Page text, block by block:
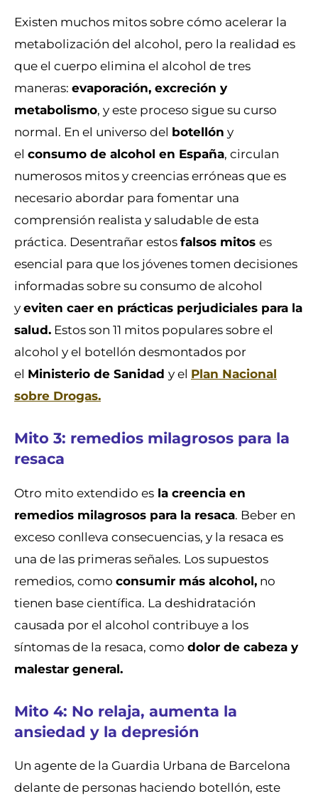
Existen muchos mitos sobre cómo acelerar la
metabolización del alcohol, pero la realidad es
que el cuerpo elimina el alcohol de tres
maneras: evaporación, excreción y
metabolismo, y este proceso sigue su curso
normal. En el universo del botellón y
el consumo de alcohol en España, circulan
numerosos mitos y creencias erróneas que es
necesario abordar para fomentar una
comprensión realista y saludable de esta
práctica. Desentrañar estosfalsos mitos es
esencial para que los jóvenes tomen decisiones
informadas sobre su consumo de alcohol
yeviten caer en prácticas perjudiciales para la
salud. Estos son 11 mitos populares sobre el
alcohol y el botellón desmontados por
el Ministerio de Sanidad y el Plan Nacional
sobre Drogas.
Mito 3: remedios milagrosos para la
resaca
Otro mito extendido es la creencia en
remedios milagrosos para la resaca. Beber en
exceso conlleva consecuencias, y la resaca es
una de las primeras señales. Los supuestos
remedios, como consumir más alcohol, no
tienen base científica. La deshidratación
causada por el alcohol contribuye a los
síntomas de la resaca, como dolor de cabeza y
malestar general.
Mito 4: No relaja, aumenta la
ansiedad y la depresión
Un agente de la Guardia Urbana de Barcelona
delante de personas haciendo botellón, este